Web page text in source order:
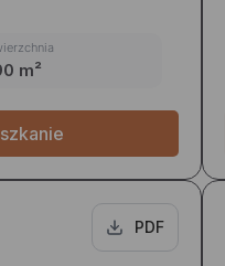
m²
PDF